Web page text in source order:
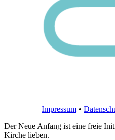
Impressum •
Der Neue Anfang ist eine freie
Kirche lieben.